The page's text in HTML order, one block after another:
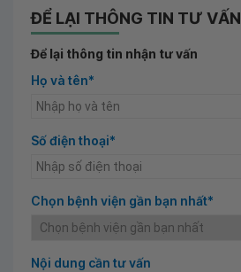
ĐỂ LẠI THÔNG TIN TƯ VẤN
Để lại thông tin nhận tư vấn
Họ và tên*
Số điện thoại*
Chọn bệnh viện gần bạn nhất*
Nội dung cần tư vấn